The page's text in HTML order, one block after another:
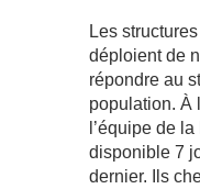
Les
déploient de
répondre au
population. À
l’équipe de
disponible 7
dernier. Ils